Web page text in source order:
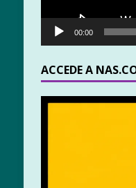
00:00
ACCEDE A